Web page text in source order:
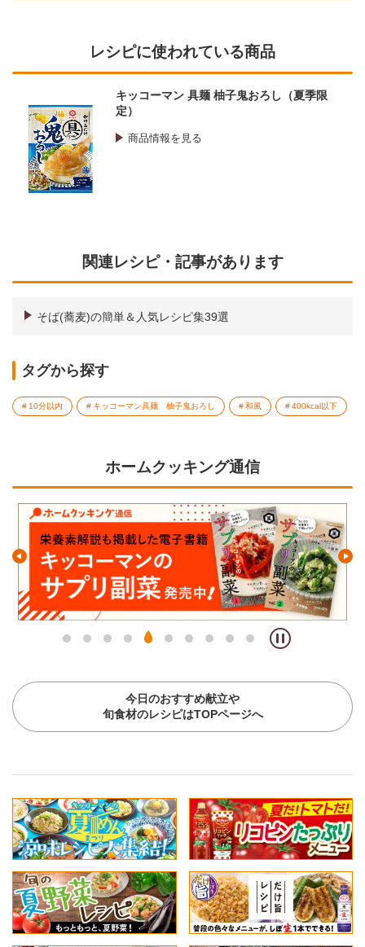
レシピに使われている商品
キッコーマン 具麺 柚子鬼おろし（夏季限
定）
商品情報を見る
関連レシピ・記事があります
そば(蕎麦)の簡単＆人気レシピ集39選
タグから探す
10分以内 キッコーマン具麺 柚子鬼おろし 和風 400kcal以下
ホームクッキング通信
今日のおすすめ献立や
旬食材のレシピはTOPページへ